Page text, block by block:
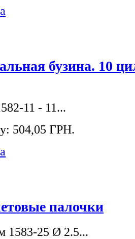
бузина. 10
11 - 11...
504,05 ГРН.
палочки
1583-25 Ø 2.5...